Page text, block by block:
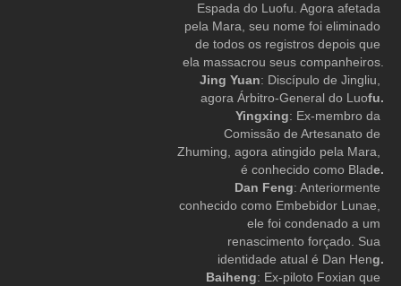
Espada do Luofu. Agora afetada
pela Mara, seu nome foi eliminado
de todos os registros depois que
ela massacrou seus companheiros.
Jing Yuan: Discípulo de Jingliu,
agora Árbitro-General do Luofu.
Yingxing: Ex-membro da
Comissão de Artesanato de
Zhuming, agora atingido pela Mara,
é conhecido como Blade.
Dan Feng: Anteriormente
conhecido como Embebidor Lunae,
ele foi condenado a um
renascimento forçado. Sua
identidade atual é Dan Heng.
Baiheng: Ex-piloto Foxian que